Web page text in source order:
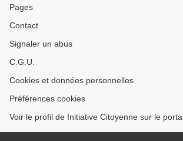
Pages
Contact
Signaler un abus
C.G.U.
Cookies et données personnelles
Préférences cookies
Voir le profil de Initiative Citoyenne sur le